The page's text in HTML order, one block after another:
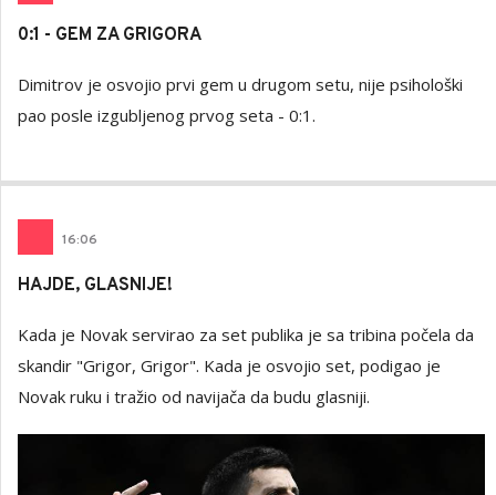
0:1 - GEM ZA GRIGORA
Dimitrov je osvojio prvi gem u drugom setu, nije psihološki
pao posle izgubljenog prvog seta - 0:1.
16:06
HAJDE, GLASNIJE!
Kada je Novak servirao za set publika je sa tribina počela da
skandir "Grigor, Grigor". Kada je osvojio set, podigao je
Novak ruku i tražio od navijača da budu glasniji.